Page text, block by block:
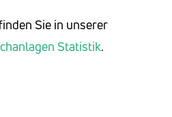
Sie in unserer
Statistik.